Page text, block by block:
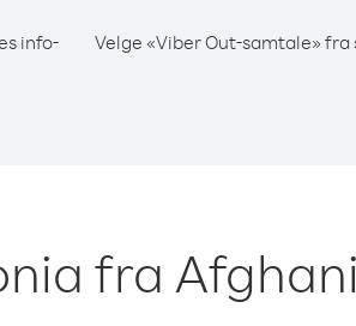
info-
Velge «Viber Out-samtale»
fra